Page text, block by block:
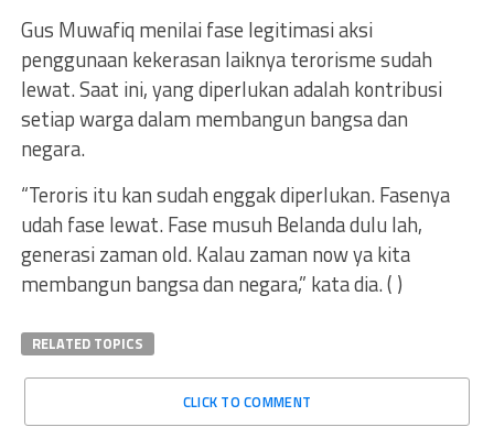
Gus Muwafiq menilai fase legitimasi aksi
penggunaan kekerasan laiknya terorisme sudah
lewat. Saat ini, yang diperlukan adalah kontribusi
setiap warga dalam membangun bangsa dan
negara.
“Teroris itu kan sudah enggak diperlukan. Fasenya
udah fase lewat. Fase musuh Belanda dulu lah,
generasi zaman old. Kalau zaman now ya kita
membangun bangsa dan negara,” kata dia. ( )
RELATED TOPICS
CLICK TO COMMENT